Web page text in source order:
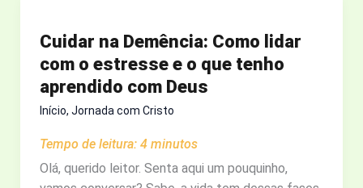
LEGADO
QUE
GOVERNA
O
Cuidar na Demência: Como lidar
com o estresse e o que tenho
aprendido com Deus
Início, Jornada com Cristo
Tempo de leitura: 4 minutos
Olá, querido leitor. Senta aqui um pouquinho,